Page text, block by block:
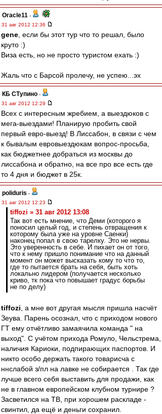
Oracle11 -
31 авг 2012 12:36
gene , если бы этот тур что то решал, было
круто :)
Виза есть, но не просто туристом ехать :)
Жаль что с Барсой пролечу, не успею...эх
КБ СТупино -
31 авг 2012 12:29
Всех с интересным жребием, а выездюков с
мега-выездами! Планирую пробить свой
первый евро-выезд! В Лиссабон, в связи с чем
к бывалым евровыездюкам вопрос-просьба,
как бюджетнее добраться из москвы до
лиссабона и обратно, на все про все есть где
то 4 дня и бюджет в 25к.
poliduris -
31 авг 2012 12:23
tiffozi » 31 авг 2012 13:08
Так вот есть мнение, что Деми (которого я
поносил целый год, и степень отвращения к
которому была уже на уровне Саенки)
наконец попал в свою тарелку. Это не нервы.
Это уверенность в себе. И пихает он от того,
что к нему пришло понимание что на данный
момент он может высказать кому то что то,
где то пытается брать на себя, быть хоть
локально лидером (получается несколько
криво, тк пока что повышает градус борьбы
не по делу)
tiffozi , а мне вот другая мысля пришла насчёт
Зеува. Парень осознал, что с приходом нового
ГТ ему отчётливо замаячила команда " на
выход". С учётом прихода Ромуло, Чельстрема,
наличия Кариоки, подпирающих паспортов. И
никто особо держать такого товарисча с
ннслабой з/пл на лавке не собирается . Так где
лучше всего себя выставить для продажи, как
не в главном европейском клубном турнире ?
Засветился на ТВ, при хорошем раскладе -
свинтил, да ещё и деньги сохранил.